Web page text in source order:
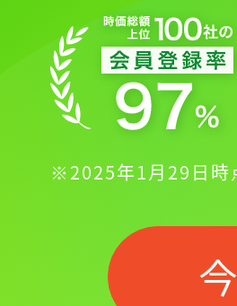
※2025年1月29日時